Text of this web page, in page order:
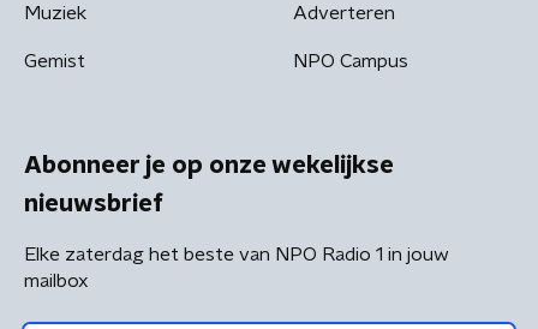
Muziek
Gemist
Adverteren
NPO Campus
Abonneer je op onze wekelijkse
nieuwsbrief
Elke zaterdag het beste van NPO Radio 1 in jouw
mailbox